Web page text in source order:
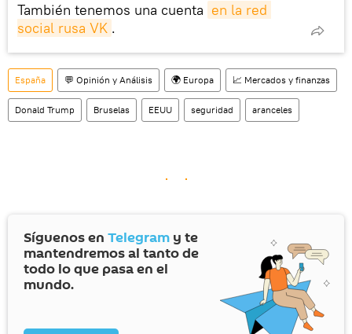
También tenemos una cuenta en la red
social rusa VK .
España 💬 Opinión y Análisis 🌍 Europa 📈 Mercados y finanzas
Donald Trump Bruselas EEUU seguridad aranceles
Síguenos en Telegram y te
mantendremos al tanto de
todo lo que pasa en el
mundo.